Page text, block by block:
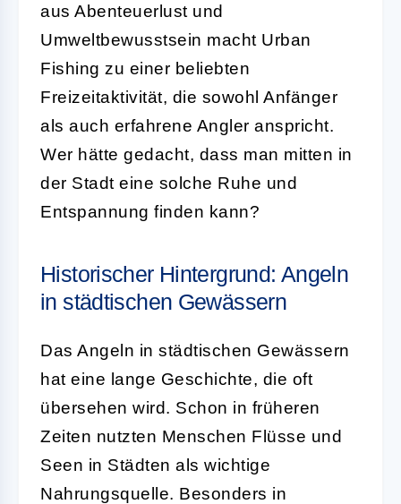
aus Abenteuerlust und
Umweltbewusstsein macht Urban
Fishing zu einer beliebten
Freizeitaktivität, die sowohl Anfänger
als auch erfahrene Angler anspricht.
Wer hätte gedacht, dass man mitten in
der Stadt eine solche Ruhe und
Entspannung finden kann?
Historischer Hintergrund: Angeln
in städtischen Gewässern
Das Angeln in städtischen Gewässern
hat eine lange Geschichte, die oft
übersehen wird. Schon in früheren
Zeiten nutzten Menschen Flüsse und
Seen in Städten als wichtige
Nahrungsquelle. Besonders in